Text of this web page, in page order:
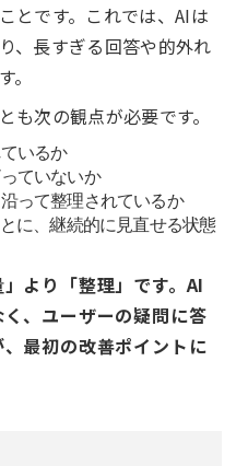
とです。これでは、AIは
、長すぎる回答や的外れ
も次の観点が必要です。
いるか
ていないか
って整理されているか
に、継続的に見直せる状態
より「整理」です。AI
、ユーザーの疑問に答
最初の改善ポイントに